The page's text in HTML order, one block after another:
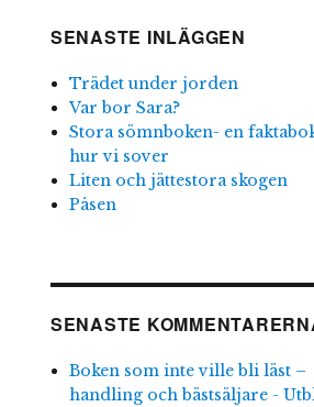
SENASTE INLÄGGEN
Trädet under jorden
Var bor Sara?
Stora sömnboken- en
hur vi sover
Liten och jättestora skogen
Påsen
SENASTE
Boken som inte ville bli läst –
handling och bästsäljare -